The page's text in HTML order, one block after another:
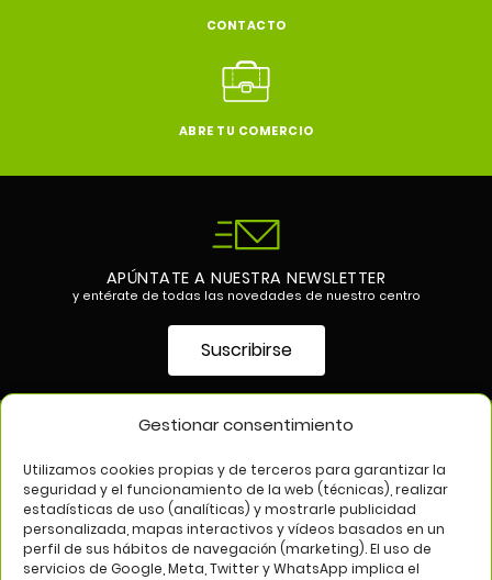
Gestionar consentimiento
Utilizamos cookies propias y de terceros para garantizar la
seguridad y el funcionamiento de la web (técnicas), realizar
estadísticas de uso (analíticas) y mostrarle publicidad
personalizada, mapas interactivos y vídeos basados en un
perfil de sus hábitos de navegación (marketing). El uso de
servicios de Google, Meta, Twitter y WhatsApp implica el
CONTACTO
ABRE TU COMERCIO
APÚNTATE A NUESTRA NEWSLETTER
y entérate de todas las novedades de nuestro centro
Suscribirse